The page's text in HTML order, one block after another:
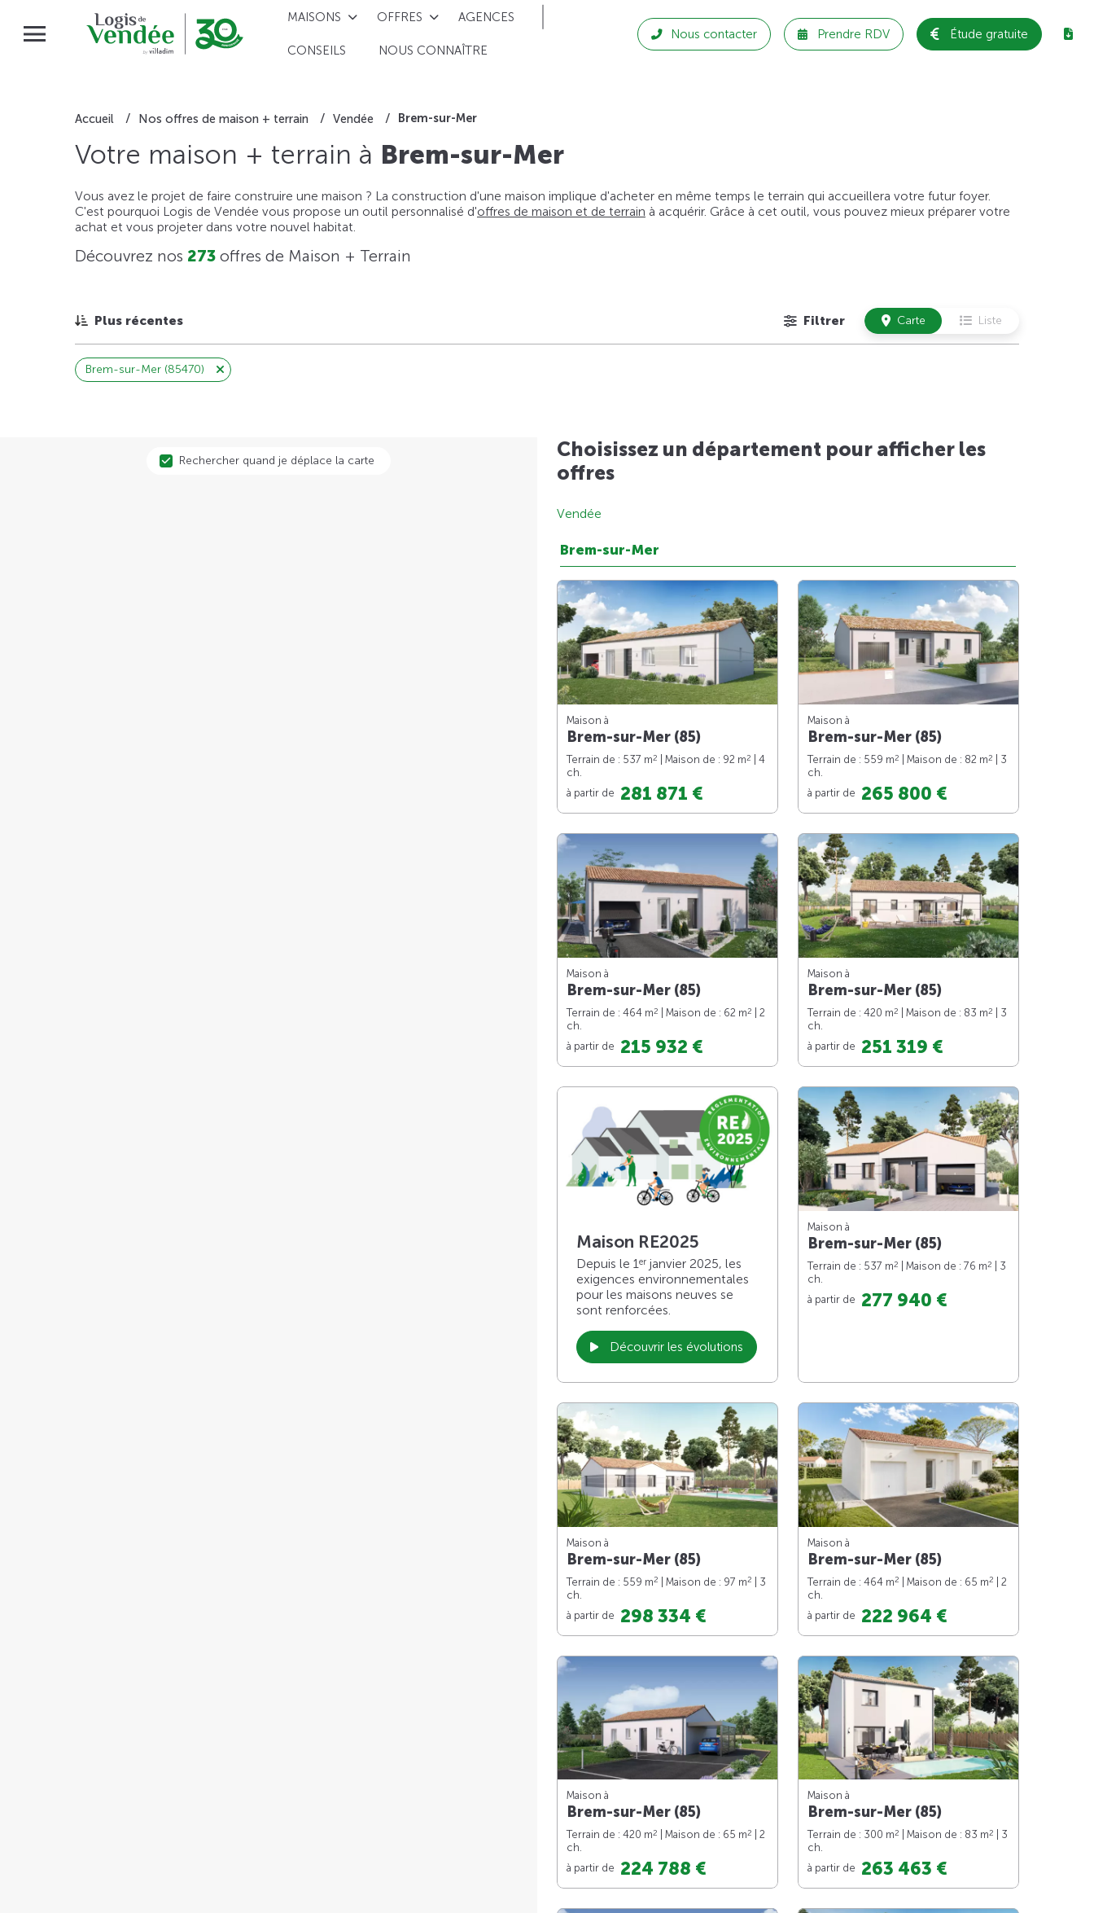
MAISONS OFFRES AGENCES
CONSEILS NOUS CONNAÎTRE
Nous contacter Prendre RDV Étude gratuite
Accueil Nos offres de maison + terrain Vendée Brem-sur-Mer
Votre maison + terrain à Brem-sur-Mer
Vous avez le projet de faire construire une maison ? La construction d'une maison implique d'acheter en même temps le terrain qui accueillera votre futur foyer.
C'est pourquoi Logis de Vendée vous propose un outil personnalisé d'offres de maison et de terrain à acquérir. Grâce à cet outil, vous pouvez mieux préparer votre
achat et vous projeter dans votre nouvel habitat.
Découvrez nos 273 offres de Maison + Terrain
Plus récentes Filtrer Carte Liste
Brem-sur-Mer (85470)
Rechercher quand je déplace la carte
Choisissez un département pour afficher les
offres
Vendée
Brem-sur-Mer
Maison à
Brem-sur-Mer (85)
Terrain de : 537 m2 | Maison de : 92 m2
| 4
ch.
à partir de 281 871 €
Maison à
Brem-sur-Mer (85)
Terrain de : 559 m2 | Maison de : 82 m2
| 3
ch.
à partir de 265 800 €
Maison à
Brem-sur-Mer (85)
Terrain de : 464 m2 | Maison de : 62 m2
| 2
ch.
à partir de 215 932 €
Maison à
Brem-sur-Mer (85)
Terrain de : 420 m2 | Maison de : 83 m2
| 3
ch.
à partir de 251 319 €
Maison RE2025
Depuis le 1 er janvier 2025, les
exigences environnementales
pour les maisons neuves se
sont renforcées.
Découvrir les évolutions
Maison à
Brem-sur-Mer (85)
Terrain de : 537 m2 | Maison de : 76 m2
| 3
ch.
à partir de 277 940 €
Maison à
Brem-sur-Mer (85)
Terrain de : 559 m2 | Maison de : 97 m2
| 3
ch.
à partir de 298 334 €
Maison à
Brem-sur-Mer (85)
Terrain de : 464 m2 | Maison de : 65 m2
| 2
ch.
à partir de 222 964 €
Maison à
Brem-sur-Mer (85)
Terrain de : 420 m2 | Maison de : 65 m2
| 2
ch.
à partir de 224 788 €
Maison à
Brem-sur-Mer (85)
Terrain de : 300 m2 | Maison de : 83 m2
| 3
ch.
à partir de 263 463 €